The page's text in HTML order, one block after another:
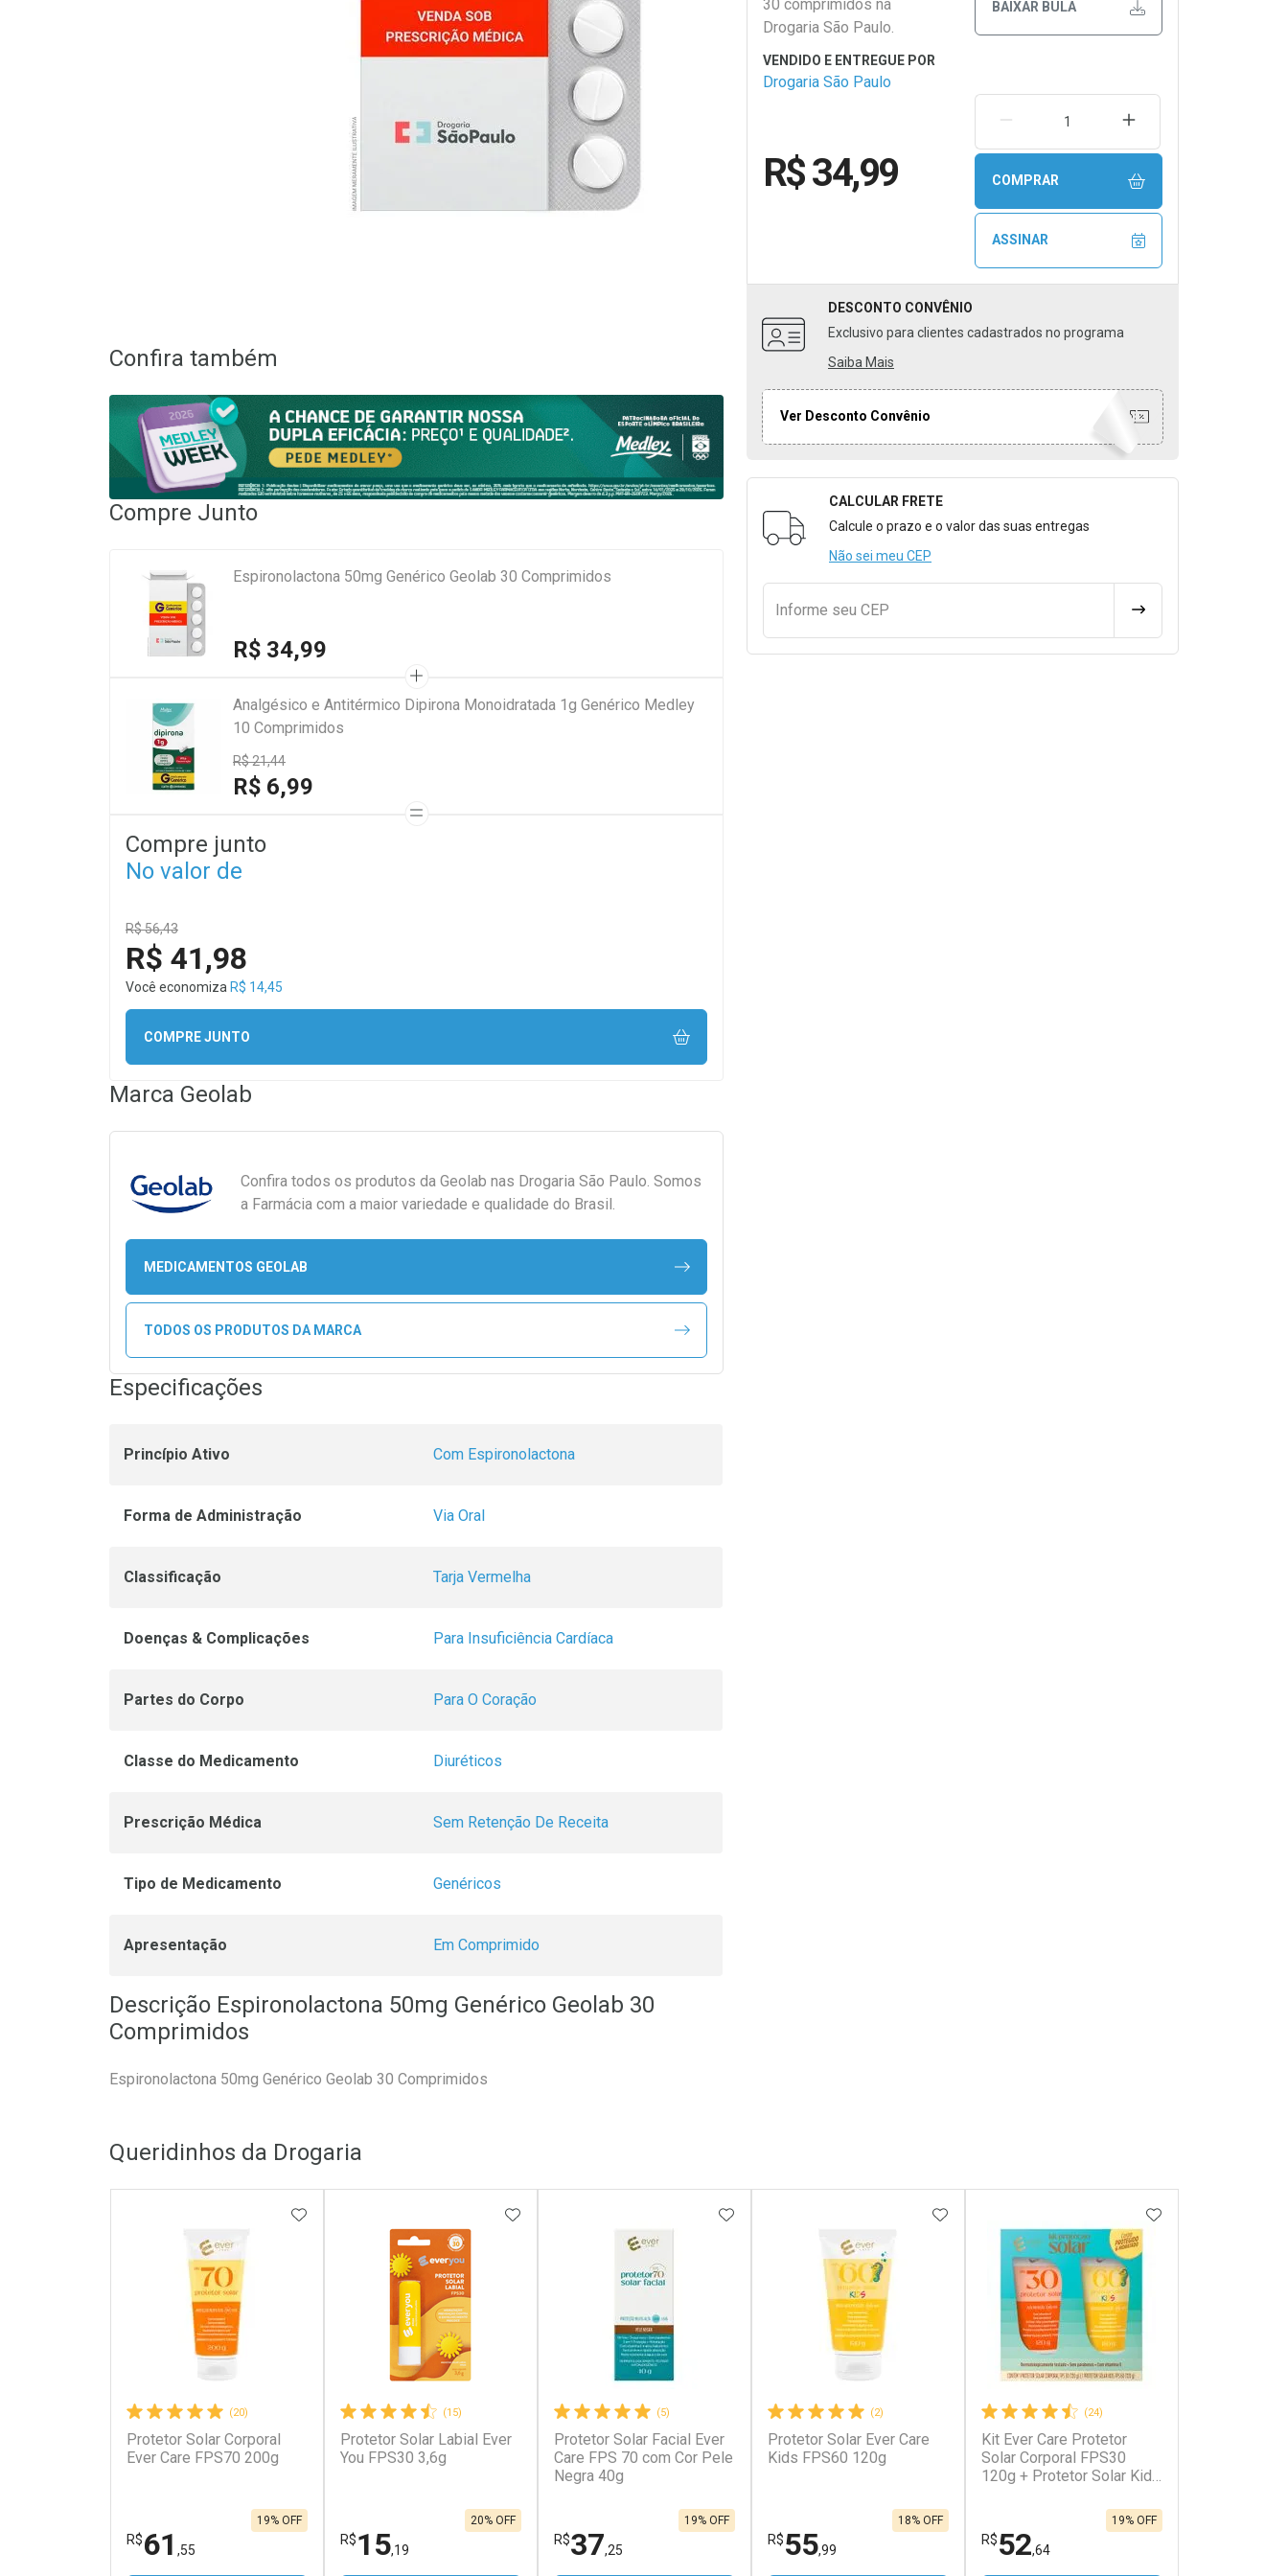
30 comprimidos na
Drogaria São Paulo.
BAIXAR BULA
Drogaria São Paulo
R$ 34,99
REMOVER UMA UNIDADEAUMENTAR UMA
COMPRAR
ASSINAR
DESCONTO CONVÊNIO
Exclusivo para clientes cadastrados no programa
Saiba Mais
Ver Desconto Convênio
Formulário para Calcular o Frete
CALCULAR FRETE
Calcule o prazo e o valor das suas entregas
Não sei meu CEP
Informe seu CEP CALCULAR FRETE
Confira também
Compre Junto
Espironolactona 50mg Genérico Geolab 30 Comprimidos
R$ 34,99
Analgésico e Antitérmico Dipirona Monoidratada 1g Genérico Medley
10 Comprimidos
R$ 21,44
R$ 6,99
Compre junto
No valor de
R$ 56,43
R$ 41,98
Você economiza R$ 14,45
COMPRE JUNTO
Marca Geolab
Confira todos os produtos da Geolab nas Drogaria São Paulo. Somos
a Farmácia com a maior variedade e qualidade do Brasil.
MEDICAMENTOS GEOLAB
TODOS OS PRODUTOS DA MARCA
Especificações
Princípio Ativo Com Espironolactona
Forma de Administração Via Oral
Classificação Tarja Vermelha
Doenças & Complicações Para Insuficiência Cardíaca
Partes do Corpo Para O Coração
Classe do Medicamento Diuréticos
Prescrição Médica Sem Retenção De Receita
Tipo de Medicamento Genéricos
Apresentação Em Comprimido
Descrição Espironolactona 50mg Genérico Geolab 30
Comprimidos
Espironolactona 50mg Genérico Geolab 30 Comprimidos
Queridinhos da Drogaria
(20)
Protetor Solar Corporal
Ever Care FPS70 200g
R$61 ,55
19% OFF
ADICIONAR AOS FAVORITOS
(15)
Protetor Solar Labial Ever
You FPS30 3,6g
R$15,19
20% OFF
ADICIONAR AOS FAVORITOS
(5)
Protetor Solar Facial Ever
Care FPS 70 com Cor Pele
Negra 40g
R$37,25
19% OFF
ADICIONAR AOS FAVORITOS
(2)
Protetor Solar Ever Care
Kids FPS60 120g
R$55,99
18% OFF
ADICIONAR AOS FAVORITOS
(24)
Kit Ever Care Protetor
Solar Corporal FPS30
120g + Protetor Solar Kids
R$52,64
19% OFF
ADICIONAR AOS